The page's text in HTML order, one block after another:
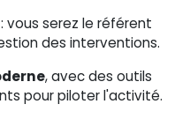
: vous serez le référent
des interventions.
, avec des outils
pour piloter l'activité.